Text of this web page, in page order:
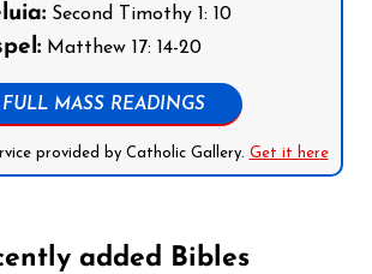
Second Timothy 1: 10
Matthew 17: 14-20
FULL MASS READINGS
provided by Catholic Gallery. Get it here
added Bibles